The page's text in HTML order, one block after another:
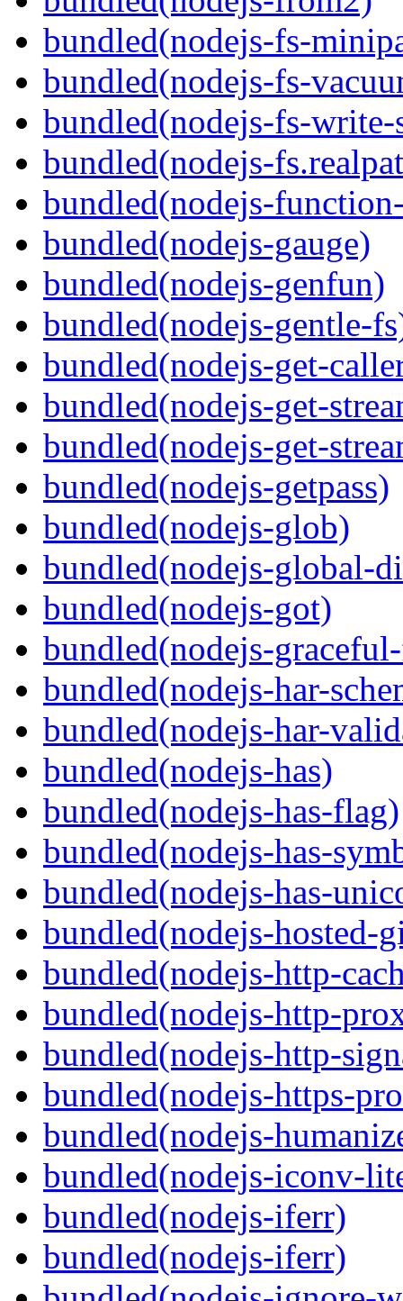
bundled(nodejs-fs-
bundled(nodejs-fs-
bundled(nodejs-fs-write-
bundled(nodejs-
bundled(nodejs-
bundled(nodejs-gauge)
bundled(nodejs-genfun)
bundled(nodejs-gentle-
bundled(nodejs-get-
bundled(nodejs-get-
bundled(nodejs-get-
bundled(nodejs-getpass)
bundled(nodejs-glob)
bundled(nodejs-global-
bundled(nodejs-got)
bundled(nodejs-
bundled(nodejs-har-
bundled(nodejs-har-
bundled(nodejs-has)
bundled(nodejs-has-flag)
bundled(nodejs-has-
bundled(nodejs-has-
bundled(nodejs-hosted-
bundled(nodejs-http-
bundled(nodejs-http-
bundled(nodejs-http-
bundled(nodejs-https-
bundled(nodejs-
bundled(nodejs-iconv-
bundled(nodejs-iferr)
bundled(nodejs-iferr)